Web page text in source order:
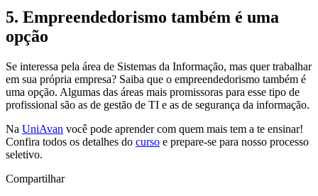
5. Empreendedorismo também é uma
opção
Se interessa pela área de Sistemas da Informação, mas quer trabalhar
em sua própria empresa? Saiba que o empreendedorismo também é
uma opção. Algumas das áreas mais promissoras para esse tipo de
profissional são as de gestão de TI e as de segurança da informação.
Na UniAvan você pode aprender com quem mais tem a te ensinar!
Confira todos os detalhes do curso e prepare-se para nosso processo
seletivo.
Compartilhar